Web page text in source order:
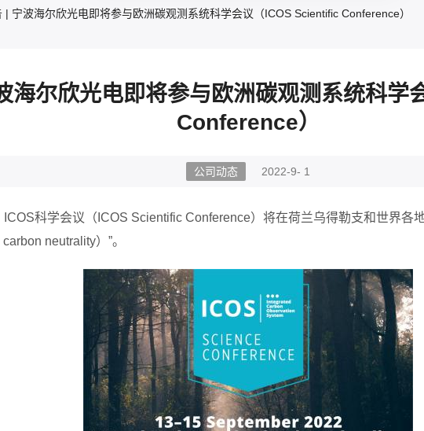
| 宁波海尔欣光电即将参与欧洲碳观测系统科学会议（ICOS Scientific Conference）
海尔欣光电即将参与欧洲碳观测系统科
Conference）
公司动态 2022-9- 1
ICOS科学会议 （ ICOS Scientific Conference） 将在荷兰乌得勒支和世界各
carbon neutrality） ”。